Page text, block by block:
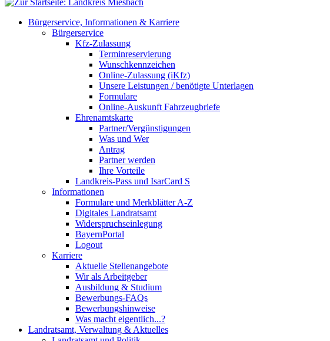
Bürgerservice, Informationen & Karriere
Bürgerservice
Kfz-Zulassung
Terminreservierung
Wunschkennzeichen
Online-Zulassung (iKfz)
Unsere Leistungen / benötigte Unterlagen
Formulare
Online-Auskunft Fahrzeugbriefe
Ehrenamtskarte
Partner/Vergünstigungen
Was und Wer
Antrag
Partner werden
Ihre Vorteile
Landkreis-Pass und IsarCard S
Informationen
Formulare und Merkblätter A-Z
Digitales Landratsamt
Widerspruchseinlegung
BayernPortal
Logout
Karriere
Aktuelle Stellenangebote
Wir als Arbeitgeber
Ausbildung & Studium
Bewerbungs-FAQs
Bewerbungshinweise
Was macht eigentlich...?
Landratsamt, Verwaltung & Aktuelles